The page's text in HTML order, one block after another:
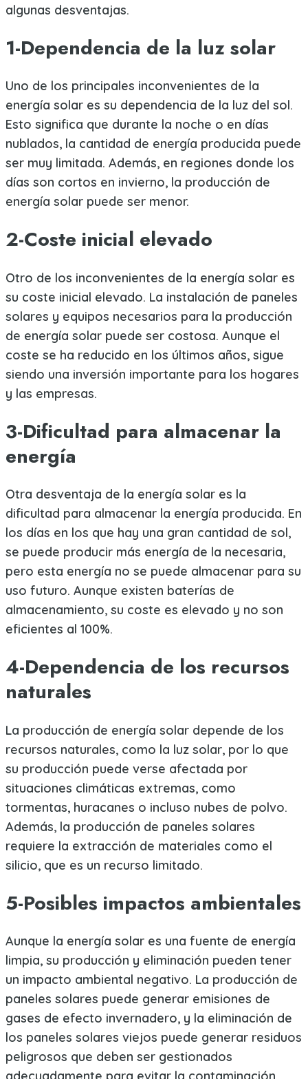
algunas desventajas.
1-Dependencia de la luz solar
Uno de los principales inconvenientes de la
energía solar es su dependencia de la luz del sol.
Esto significa que durante la noche o en días
nublados, la cantidad de energía producida puede
ser muy limitada. Además, en regiones donde los
días son cortos en invierno, la producción de
energía solar puede ser menor.
2-Coste inicial elevado
Otro de los inconvenientes de la energía solar es
su coste inicial elevado. La instalación de paneles
solares y equipos necesarios para la producción
de energía solar puede ser costosa. Aunque el
coste se ha reducido en los últimos años, sigue
siendo una inversión importante para los hogares
y las empresas.
3-Dificultad para almacenar la
energía
Otra desventaja de la energía solar es la
dificultad para almacenar la energía producida. En
los días en los que hay una gran cantidad de sol,
se puede producir más energía de la necesaria,
pero esta energía no se puede almacenar para su
uso futuro. Aunque existen baterías de
almacenamiento, su coste es elevado y no son
eficientes al 100%.
4-Dependencia de los recursos
naturales
La producción de energía solar depende de los
recursos naturales, como la luz solar, por lo que
su producción puede verse afectada por
situaciones climáticas extremas, como
tormentas, huracanes o incluso nubes de polvo.
Además, la producción de paneles solares
requiere la extracción de materiales como el
silicio, que es un recurso limitado.
5-Posibles impactos ambientales
Aunque la energía solar es una fuente de energía
limpia, su producción y eliminación pueden tener
un impacto ambiental negativo. La producción de
paneles solares puede generar emisiones de
gases de efecto invernadero, y la eliminación de
los paneles solares viejos puede generar residuos
peligrosos que deben ser gestionados